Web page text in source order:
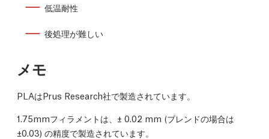
低温耐性
後処理が難しい
メモ
PLAはPrus Research社で製造されています。
1.75mmフィラメントは、 ± 0.02 mm (ブレンドの場合は
±0.03) の精度で製造されています。